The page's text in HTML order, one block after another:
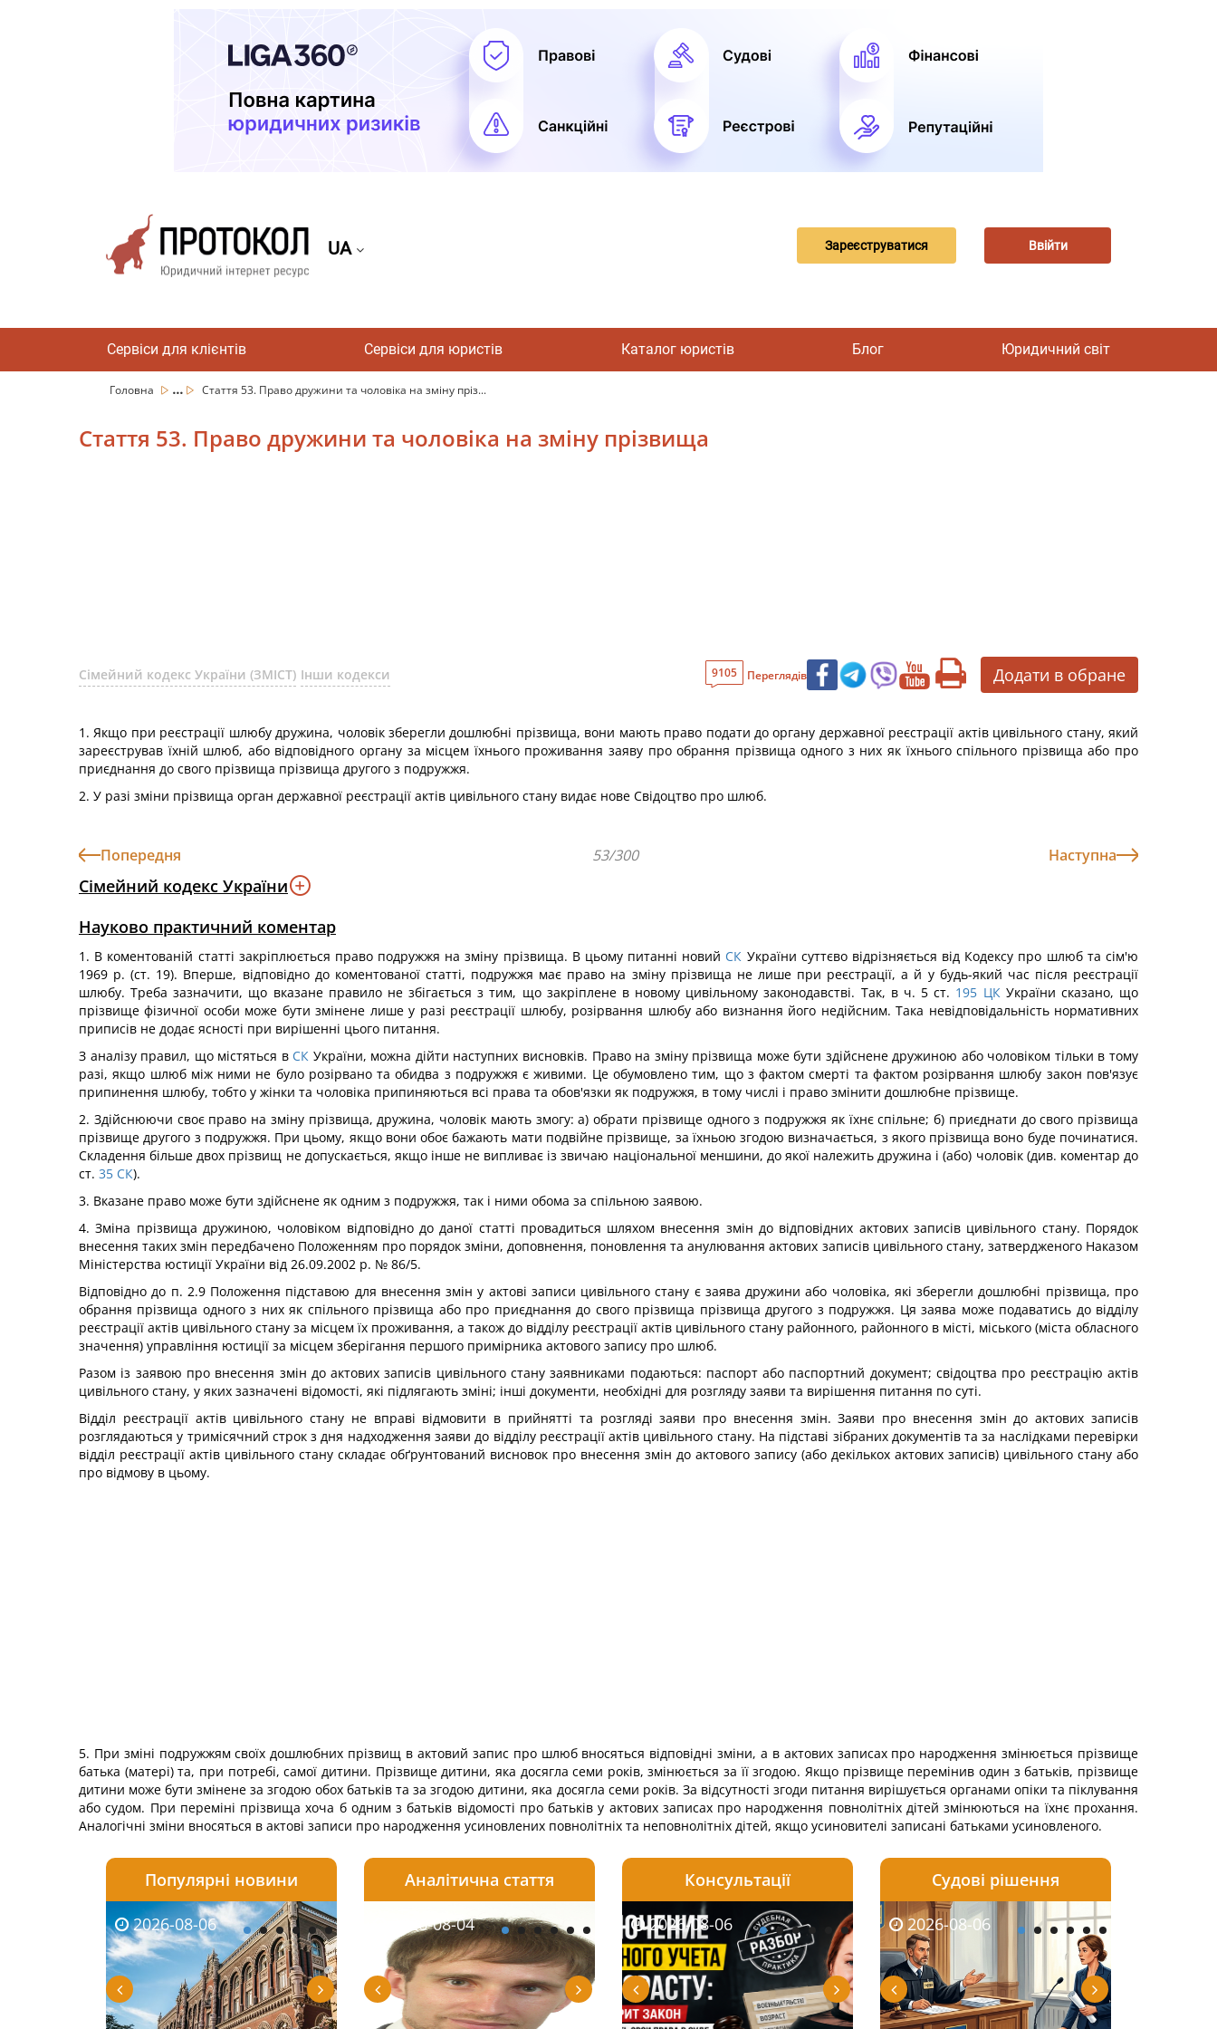
UA Зареєструватися Ввійти
Сервіси для клієнтів Сервіси для юристів Каталог юристів Блог Юридичний світ
Головна ... Стаття 53. Право дружини та чоловіка на зміну пріз...
Стаття 53. Право дружини та чоловіка на зміну прізвища
Сімейний кодекс України (ЗМІСТ) Інши кодекси 9105 Переглядів Додати в обране
1. Якщо при реєстрації шлюбу дружина, чоловік зберегли дошлюбні прізвища, вони мають право подати до органу державної реєстрації актів цивільного стану, який
зареєстрував їхній шлюб, або відповідного органу за місцем їхнього проживання заяву про обрання прізвища одного з них як їхнього спільного прізвища або про
приєднання до свого прізвища прізвища другого з подружжя.
2. У разі зміни прізвища орган державної реєстрації актів цивільного стану видає нове Свідоцтво про шлюб.
Попередня 53/300 Наступна
Сімейний кодекс України
Науково практичний коментар
1. В коментованій статті закріплюється право подружжя на зміну прізвища. В цьому питанні новий СК України суттєво відрізняється від Кодексу про шлюб та сім'ю
1969 р. (ст. 19). Вперше, відповідно до коментованої статті, подружжя має право на зміну прізвища не лише при реєстрації, а й у будь-який час після реєстрації
шлюбу. Треба зазначити, що вказане правило не збігається з тим, що закріплене в новому цивільному законодавстві. Так, в ч. 5 ст. 195 ЦКУкраїни сказано, що
прізвище фізичної особи може бути змінене лише у разі реєстрації шлюбу, розірвання шлюбу або визнання його недійсним. Така невідповідальність нормативних
приписів не додає ясності при вирішенні цього питання.
З аналізу правил, що містяться в СК України, можна дійти наступних висновків. Право на зміну прізвища може бути здійснене дружиною або чоловіком тільки в тому
разі, якщо шлюб між ними не було розірвано та обидва з подружжя є живими. Це обумовлено тим, що з фактом смерті та фактом розірвання шлюбу закон пов'язує
припинення шлюбу, тобто у жінки та чоловіка припиняються всі права та обов'язки як подружжя, в тому числі і право змінити дошлюбне прізвище.
2. Здійснюючи своє право на зміну прізвища, дружина, чоловік мають змогу: а) обрати прізвище одного з подружжя як їхнє спільне; б) приєднати до свого прізвища
прізвище другого з подружжя. При цьому, якщо вони обоє бажають мати подвійне прізвище, за їхньою згодою визначається, з якого прізвища воно буде починатися.
Складення більше двох прізвищ не допускається, якщо інше не випливає із звичаю національної меншини, до якої належить дружина і (або) чоловік (див. коментар до
ст. 35 СК).
3. Вказане право може бути здійснене як одним з подружжя, так і ними обома за спільною заявою.
4. Зміна прізвища дружиною, чоловіком відповідно до даної статті провадиться шляхом внесення змін до відповідних актових записів цивільного стану. Порядок
внесення таких змін передбачено Положенням про порядок зміни, доповнення, поновлення та анулювання актових записів цивільного стану, затвердженого Наказом
Міністерства юстиції України від 26.09.2002 р. № 86/5.
Відповідно до п. 2.9 Положення підставою для внесення змін у актові записи цивільного стану є заява дружини або чоловіка, які зберегли дошлюбні прізвища, про
обрання прізвища одного з них як спільного прізвища або про приєднання до свого прізвища прізвища другого з подружжя. Ця заява може подаватись до відділу
реєстрації актів цивільного стану за місцем їх проживання, а також до відділу реєстрації актів цивільного стану районного, районного в місті, міського (міста обласного
значення) управління юстиції за місцем зберігання першого примірника актового запису про шлюб.
Разом із заявою про внесення змін до актових записів цивільного стану заявниками подаються: паспорт або паспортний документ; свідоцтва про реєстрацію актів
цивільного стану, у яких зазначені відомості, які підлягають зміні; інші документи, необхідні для розгляду заяви та вирішення питання по суті.
Відділ реєстрації актів цивільного стану не вправі відмовити в прийнятті та розгляді заяви про внесення змін. Заяви про внесення змін до актових записів
розглядаються у тримісячний строк з дня надходження заяви до відділу реєстрації актів цивільного стану. На підставі зібраних документів та за наслідками перевірки
відділ реєстрації актів цивільного стану складає обґрунтований висновок про внесення змін до актового запису (або декількох актових записів) цивільного стану або
про відмову в цьому.
5. При зміні подружжям своїх дошлюбних прізвищ в актовий запис про шлюб вносяться відповідні зміни, а в актових записах про народження змінюється прізвище
батька (матері) та, при потребі, самої дитини. Прізвище дитини, яка досягла семи років, змінюється за її згодою. Якщо прізвище перемінив один з батьків, прізвище
дитини може бути змінене за згодою обох батьків та за згодою дитини, яка досягла семи років. За відсутності згоди питання вирішується органами опіки та піклування
або судом. При переміні прізвища хоча б одним з батьків відомості про батьків у актових записах про народження повнолітніх дітей змінюються на їхнє прохання.
Аналогічні зміни вносяться в актові записи про народження усиновлених повнолітніх та неповнолітніх дітей, якщо усиновителі записані батьками усиновленого.
Популярні новини
2026-08-06 2026-08-06 2026-08-06 2026-08-05 2026-08-05
Аналітична стаття
2026-08-03 2026-08-04 2026-08-04 2026-08-03 2026-08-03
Консультації
2026-08-05 2026-08-06 2026-08-06 2026-08-06
Судові рішення
2026-07-30 2026-08-06